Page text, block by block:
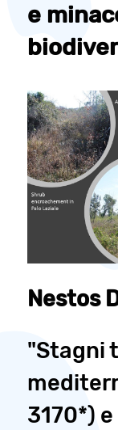
e
Nestos
"Stagni
3170*)